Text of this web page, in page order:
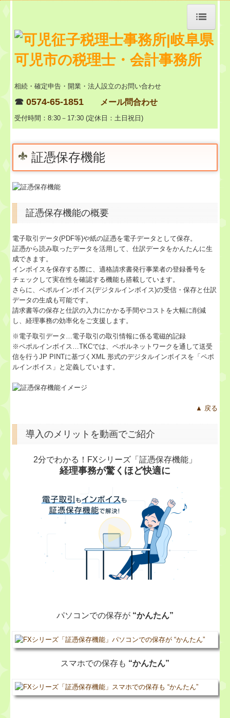
トップページ
経営理念
料金
交通案内
リンク集
セミナー案内
業務案内
相続のご相談
法人設立・事業立上
帳簿づけにお困りの方
確定申告サポート
社会福祉法人会計Q&A
経営改善オンデマンド講座
補助金・助成金・融資情報
TKCシステムQ&A
関与先向け融資商品ご紹介
建設業用会計情報DB
相続・確定申告・開業・法人設立のお問い合わせ
☎0574-65-1851 メール問合わせ
受付時間：8:30－17:30 (定休日：土日祝日)
証憑保存機能
証憑保存機能の概要
電子取引データ(PDF等)や紙の証憑を電子データとして保存。
証憑から読み取ったデータを活用して、仕訳データをかんたんに生
成できます。
インボイスを保存する際に、適格請求書発行事業者の登録番号を
チェックして実在性を確認する機能も搭載しています。
さらに、ペポルインボイス(デジタルインボイス)の受信・保存と仕訳
データの生成も可能です。
請求書等の保存と仕訳の入力にかかる手間やコストを大幅に削減
し、経理事務の効率化をご支援します。
※電子取引データ…電子取引の取引情報に係る電磁的記録
※ペポルインボイス…TKCでは、ペポルネットワークを通して送受
信を行うJP PINTに基づくXML 形式のデジタルインボイスを「ペポ
ルインボイス」と定義しています。
▲ 戻る
導入のメリットを動画でご紹介
2分でわかる！FXシリーズ「証憑保存機能」
経理事務が驚くほど快適に
パソコンでの保存が “かんたん”
スマホでの保存も “かんたん”